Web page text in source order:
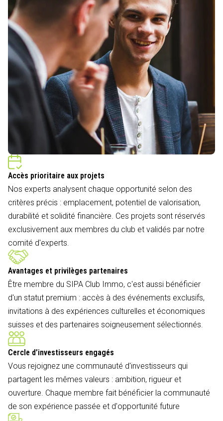
Accès prioritaire aux projets
Nos experts analysent chaque opportunité selon des
critères précis : emplacement, potentiel de valorisation,
durabilité et solidité financière. Ces projets sont réservés
exclusivement aux membres du club et validés par notre
comité d'experts.
Avantages et privilèges partenaires
Être membre du SIPA Club Immo, c'est aussi bénéficier
d'un statut premium : accès à des événements exclusifs,
invitations à des expériences culturelles et économiques
suisses et des partenaires soigneusement sélectionnés.
Cercle d’investisseurs engagés
Vous rejoignez une communauté d'investisseurs qui
partagent les mêmes valeurs : ambition, rigueur et
ouverture. Chaque membre fait bénéficier la communauté
de son expérience passée et d'opportunité future